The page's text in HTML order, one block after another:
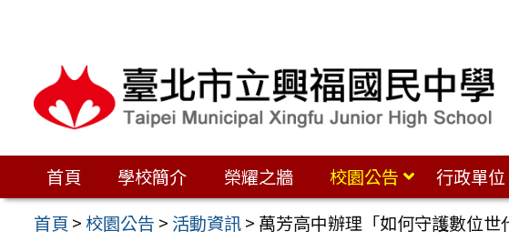
區
首頁 學校簡介 榮耀之牆 校園公告 行政單位
首頁 >校園公告 > 活動資訊> 萬芳高中辦理「如何守護數位